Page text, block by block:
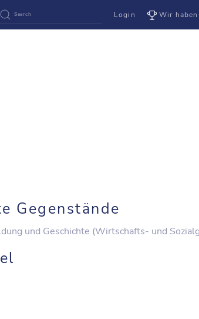
Login Wir
Gegenstände
und Geschichte (Wirtschafts- und